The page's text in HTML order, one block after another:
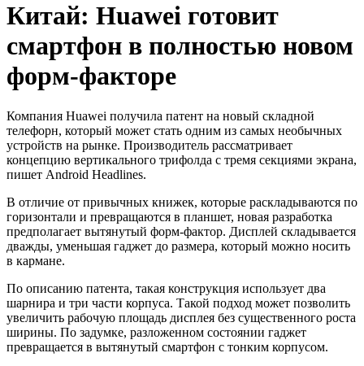
Китай: Huawei готовит
смартфон в полностью новом
форм-факторе
Компания Huawei получила патент на новый складной
телефорн, который может стать одним из самых необычных
устройств на рынке. Производитель рассматривает
концепцию вертикального трифолда с тремя секциями экрана,
пишет Android Headlines.
В отличие от привычных книжек, которые раскладываются по
горизонтали и превращаются в планшет, новая разработка
предполагает вытянутый форм-фактор. Дисплей складывается
дважды, уменьшая гаджет до размера, который можно носить
в кармане.
По описанию патента, такая конструкция использует два
шарнира и три части корпуса. Такой подход может позволить
увеличить рабочую площадь дисплея без существенного роста
ширины. По задумке, разложенном состоянии гаджет
превращается в вытянутый смартфон с тонким корпусом.